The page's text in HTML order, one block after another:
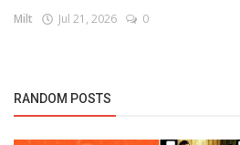
Milt Jul 21, 2026 0
RANDOM POSTS